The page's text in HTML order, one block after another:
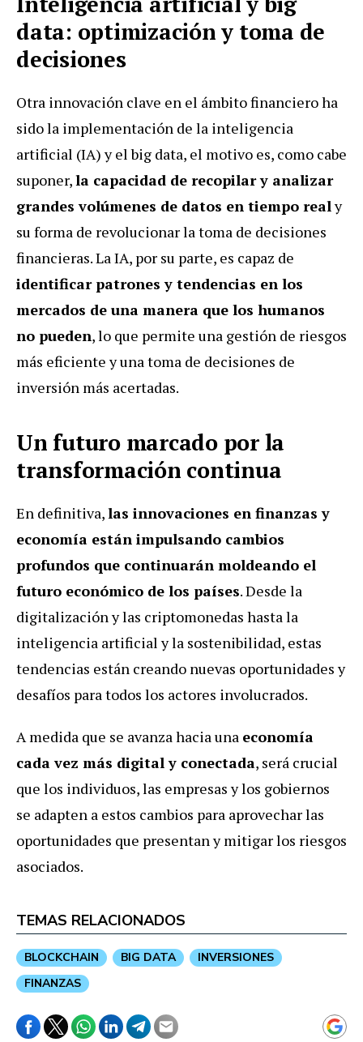
data: optimización y toma de
decisiones
Otra innovación clave en el ámbito financiero ha
sido la implementación de la inteligencia
artificial (IA) y el big data, el motivo es, como cabe
suponer,la capacidad de recopilar y analizar
grandes volúmenes de datos en tiempo realy
su forma de revolucionar la toma de decisiones
financieras. La IA, por su parte, es capaz de
identificar patrones y tendencias en los
mercados de una manera que los humanos
no pueden, lo que permite una gestión de riesgos
más eficiente y una toma de decisiones de
inversión más acertadas.
Un futuro marcado por la
transformación continua
En definitiva,las innovaciones en finanzas y
economía están impulsando cambios
profundos que continuarán moldeando el
futuro económico de los países. Desde la
digitalización y las criptomonedas hasta la
inteligencia artificial y la sostenibilidad, estas
tendencias están creando nuevas oportunidades y
desafíos para todos los actores involucrados.
A medida que se avanza hacia una economía
cada vez más digital y conectada, será crucial
que los individuos, las empresas y los gobiernos
se adapten a estos cambios para aprovechar las
oportunidades que presentan y mitigar los riesgos
asociados.
TEMAS RELACIONADOS
BLOCKCHAIN BIG DATA
INVERSIONES
FINANZAS